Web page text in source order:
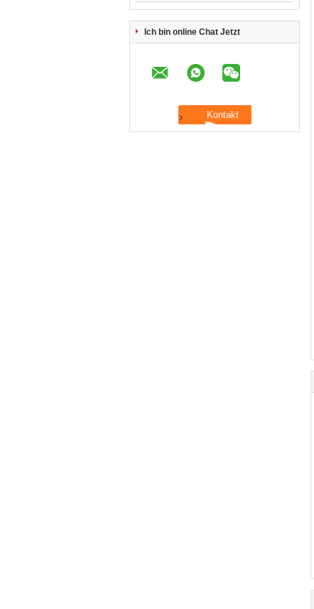
Ich bin online Chat Jetzt